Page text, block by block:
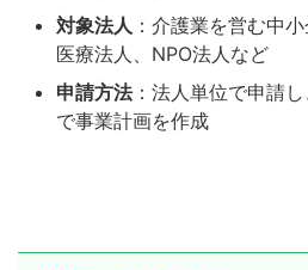
対象法人 ：介護業を営む中
医療法人、NPO法人など
申請方法：法人単位で申請
で事業計画を作成